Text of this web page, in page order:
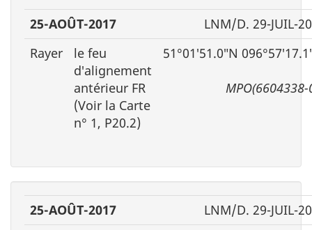
25-AOÛT-2017
LNM/D. 29-JUIL-
Rayer
le feu
d′alignement
antérieur FR
(Voir la Carte
n° 1, P20.2)
51°01′51.0″N
MPO(6604338-
25-AOÛT-2017
LNM/D. 29-JUIL-